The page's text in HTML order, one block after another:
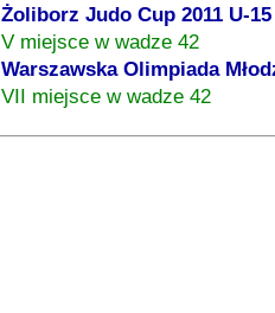
Żoliborz Judo Cup 2011 U-15
V miejsce w wadze 42
Warszawska Olimpiada
VII miejsce w wadze 42